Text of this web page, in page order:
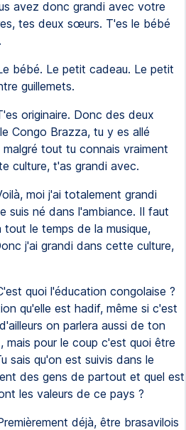
avez donc grandi avec votre
tes deux sœurs. T'es le bébé
bébé. Le petit cadeau. Le petit
guillemets.
originaire. Donc des deux
Congo Brazza, tu y es allé
tout tu connais vraiment
culture, t'as grandi avec.
moi j'ai totalement grandi
suis né dans l'ambiance. Il faut
le temps de la musique,
j'ai grandi dans cette culture,
quoi l'éducation congolaise ?
qu'elle est hadif, même si c'est
on parlera aussi de ton
mais pour le coup c'est quoi être
sais qu'on est suivis dans le
des gens de partout et quel est
les valeurs de ce pays ?
déjà, être brasavilois